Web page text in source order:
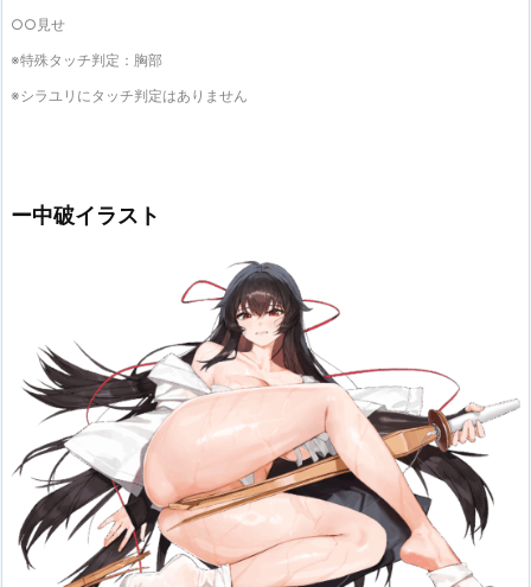
○○見せ
※特殊タッチ判定：胸部
※シラユリにタッチ判定はありません
ー中破イラスト